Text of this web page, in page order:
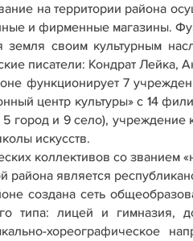
на территории района
и фирменные магазины.
земля своим культурным
писатели: Кондрат
функционирует 7
центр культуры» с 14
город и 9 село), учреждение
искусств.
коллективов со званием
района является
создана сеть
типа: лицей и гимназия,